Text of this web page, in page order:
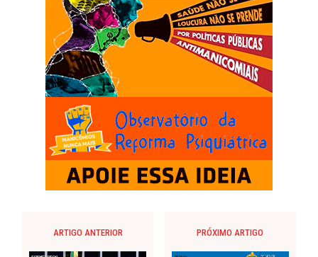
ARTIGO ANTERIOR PRÓXIMO ARTIGO